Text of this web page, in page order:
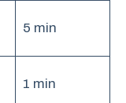
5 min
1 min